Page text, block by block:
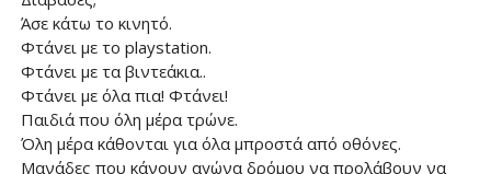
Άσε κάτω το κινητό.
Φτάνει με το playstation.
Φτάνει με τα βιντεάκια..
Φτάνει με όλα πια! Φτάνει!
Παιδιά που όλη μέρα τρώνε.
Όλη μέρα κάθονται για όλα μπροστά από οθόνες.
Μανάδες που κάνουν αγώνα δρόμου να προλάβουν να